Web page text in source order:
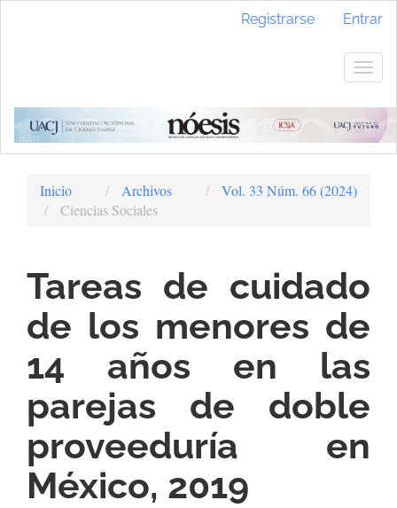
lateral
Registrarse Entrar
Inicio Archivos
Vol. 33 Núm. 66 (2024)
Ciencias Sociales
Tareas de cuidado
de los menores de
14 años en las
parejas de doble
proveeduría en
México, 2019